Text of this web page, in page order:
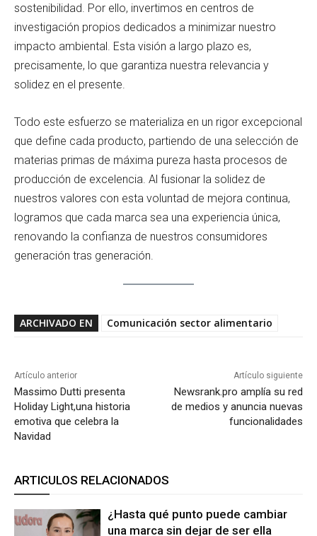
sostenibilidad. Por ello, invertimos en centros de
investigación propios dedicados a minimizar nuestro
impacto ambiental. Esta visión a largo plazo es,
precisamente, lo que garantiza nuestra relevancia y
solidez en el presente.
Todo este esfuerzo se materializa en un rigor excepcional
que define cada producto, partiendo de una selección de
materias primas de máxima pureza hasta procesos de
producción de excelencia. Al fusionar la solidez de
nuestros valores con esta voluntad de mejora continua,
logramos que cada marca sea una experiencia única,
renovando la confianza de nuestros consumidores
generación tras generación.
ARCHIVADO EN Comunicación sector alimentario
Artículo anterior
Massimo Dutti presenta
Holiday Light,una historia
emotiva que celebra la
Navidad
Artículo siguiente
Newsrank.pro amplía su red
de medios y anuncia nuevas
funcionalidades
ARTICULOS RELACIONADOS
¿Hasta qué punto puede cambiar
una marca sin dejar de ser ella